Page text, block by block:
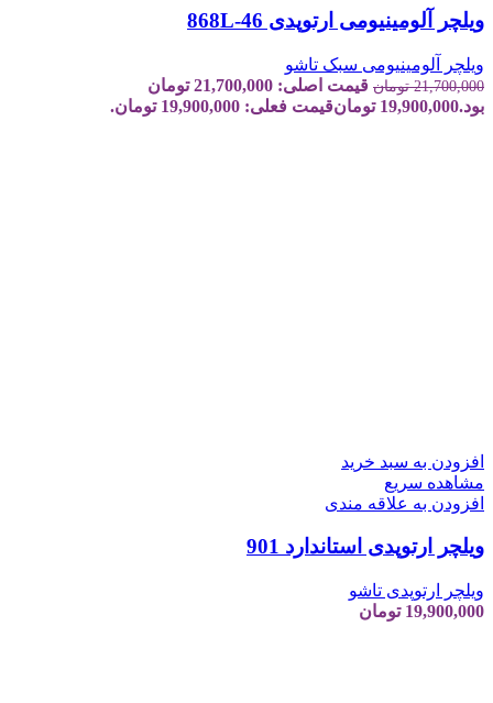
ویلچر آلومینیومی ارتوپدی 868L-46
ویلچر آلومینیومی سبک تاشو
21,700,000 تومان
قیمت اصلی: 21,700,000 تومان
بود.19,900,000 تومانقیمت فعلی: 19,900,000 تومان.
افزودن به سبد خرید
مشاهده سریع
افزودن به علاقه مندی
ویلچر ارتوپدی استاندارد 901
ویلچر ارتوپدی تاشو
19,900,000 تومان